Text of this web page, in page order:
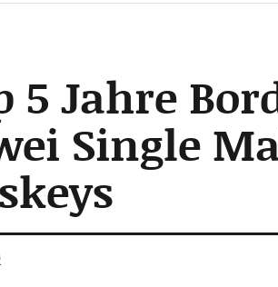
5 Jahre
Single